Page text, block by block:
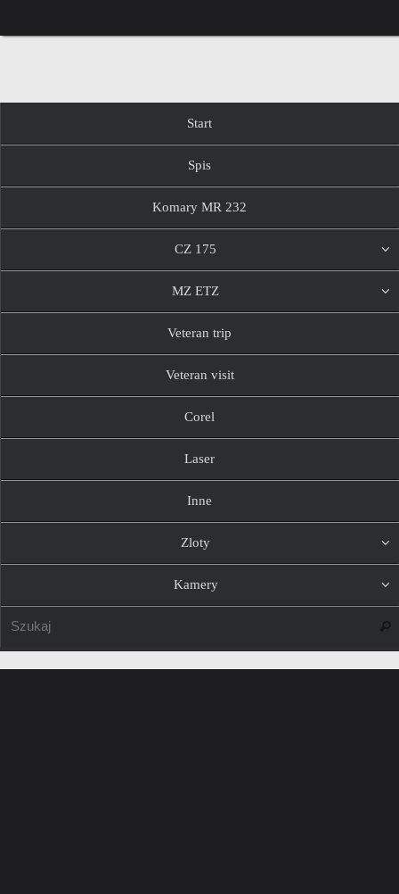
do
treści
Start
Spis
Komary MR 232
CZ 175
MZ ETZ
Veteran trip
Veteran visit
Corel
Laser
Inne
Zloty
Kamery